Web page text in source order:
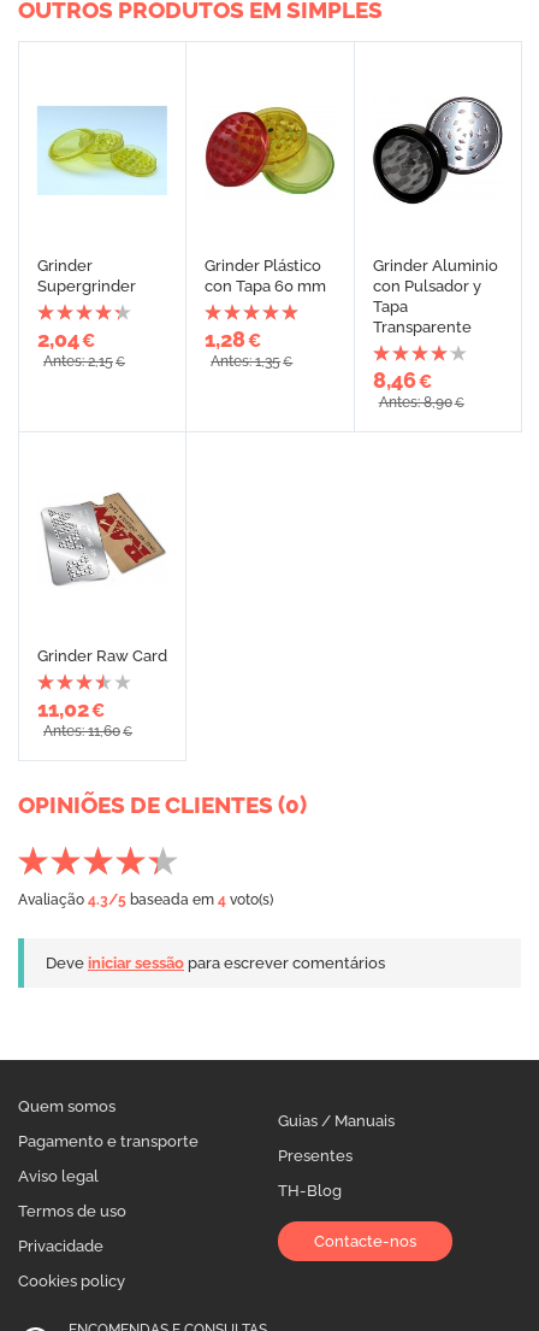
OUTROS PRODUTOS EM SIMPLES
Grinder
Supergrinder
2,04€
Antes: 2,15€
Grinder Plástico
con Tapa 60 mm
1,28€
Antes: 1,35€
Grinder Aluminio
con Pulsador y
Tapa
Transparente
8,46€
Antes: 8,90€
Grinder Raw Card
11,02€
Antes: 11,60€
OPINIÕES DE CLIENTES (0)
Avaliação 4.3/5 baseada em 4 voto(s)
Deve iniciar sessão para escrever comentários
Quem somos
Pagamento e transporte
Aviso legal
Termos de uso
Privacidade
Cookies policy
Guias / Manuais
Presentes
TH-Blog
Contacte-nos